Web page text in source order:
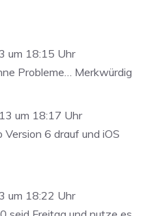
um 18:15 Uhr
Probleme… Merkwürdig
um 18:17 Uhr
Version 6 drauf und iOS
um 18:22 Uhr